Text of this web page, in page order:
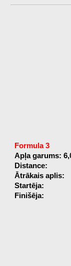
Formula 3
Apļa garums:
Distance:
Ātrākais aplis:
Startēja:
Finišēja: